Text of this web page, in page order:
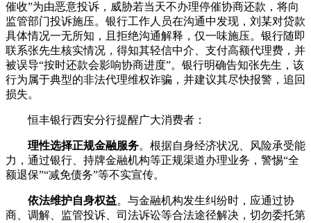
催收”为由恶意投诉，威胁若当天不办理停催协商还款，将向
监管部门投诉施压。银行工作人员在沟通中发现，刘某对贷款
具体情况一无所知，且拒绝沟通解释，仅一味施压。银行随即
联系张先生核实情况，得知其轻信中介、支付高额代理费，并
被误导“按时还款会影响协商进度”。银行明确告知张先生，该
行为属于典型的非法代理维权诈骗，并建议其尽快报警，追回
损失。
恒丰银行西安分行提醒广大消费者：
理性选择正规金融服务。根据自身经济状况、风险承受能
力，通过银行、持牌金融机构等正规渠道办理业务，警惕“全
额退保”“减免债务”等不实宣传。
依法维护自身权益。与金融机构发生纠纷时，应通过协
商、调解、监管投诉、司法诉讼等合法途径解决，切勿委托第